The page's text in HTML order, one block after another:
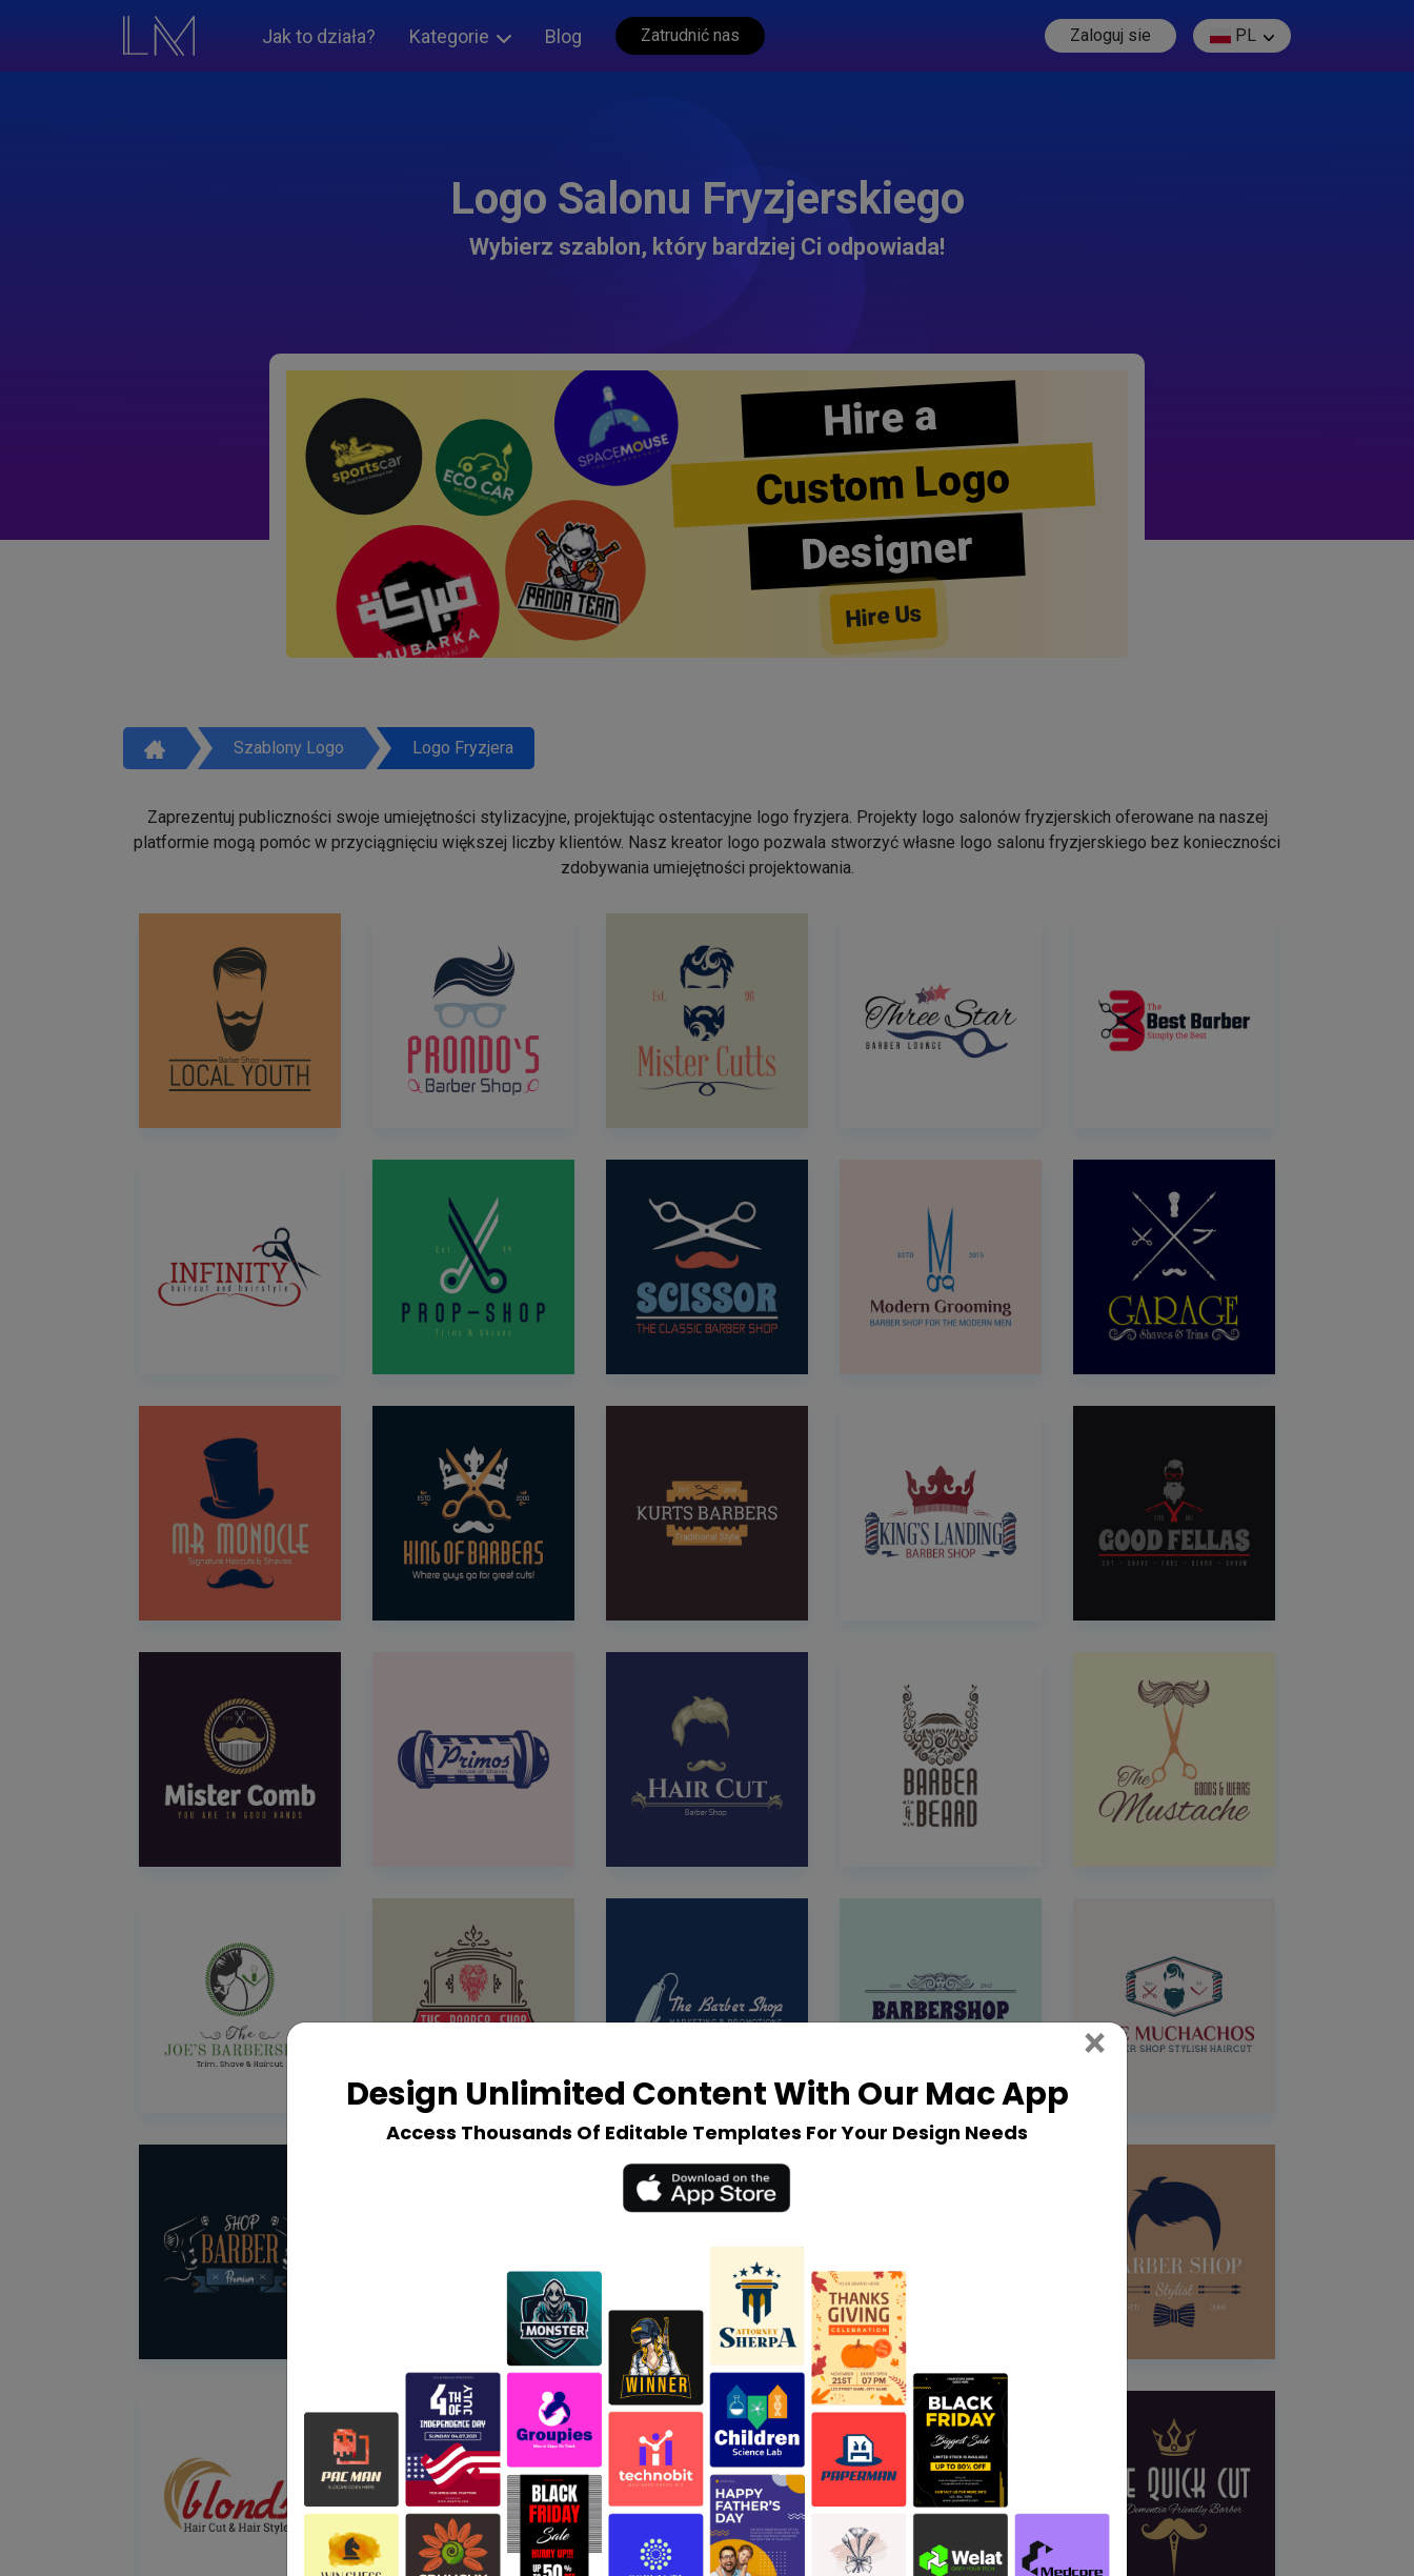
Jak to działa? Kategorie Blog Zatrudnić nas Zaloguj sie PL
Logo Salonu Fryzjerskiego
Wybierz szablon, który bardziej Ci odpowiada!
Hire a
Custom Logo
Designer
Hire Us
Szablony Logo Logo Fryzjera
Zaprezentuj publiczności swoje umiejętności stylizacyjne, projektując ostentacyjne logo fryzjera. Projekty logo salonów fryzjerskich oferowane na naszej
platformie mogą pomóc w przyciągnięciu większej liczby klientów. Nasz kreator logo pozwala stworzyć własne logo salonu fryzjerskiego bez konieczności
zdobywania umiejętności projektowania.
Design Unlimited Content With Our Mac App
Access Thousands Of Editable Templates For Your Design Needs
× Close